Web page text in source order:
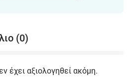
(0)
έχει αξιολογηθεί ακόμη.